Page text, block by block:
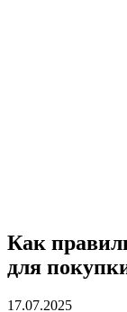
Как
для
17.07.2025